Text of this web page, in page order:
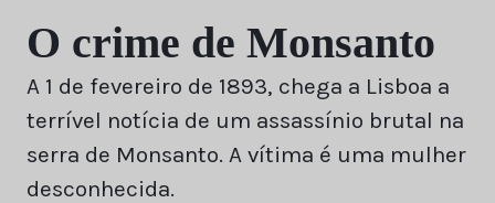
O crime de Monsanto
A 1 de fevereiro de 1893, chega a Lisboa a
terrível notícia de um assassínio brutal na
serra de Monsanto. A vítima é uma mulher
desconhecida.